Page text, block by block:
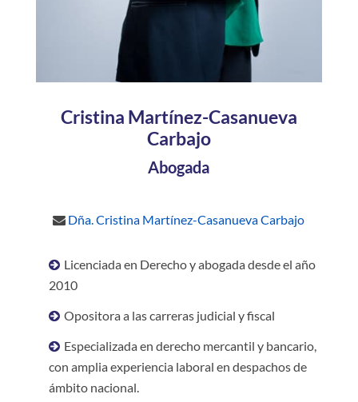
Cristina Martínez-Casanueva
Carbajo
Abogada
Dña. Cristina Martínez-Casanueva Carbajo
Licenciada en Derecho y abogada desde el año
2010
Opositora a las carreras judicial y fiscal
Especializada en derecho mercantil y bancario,
con amplia experiencia laboral en despachos de
ámbito nacional.